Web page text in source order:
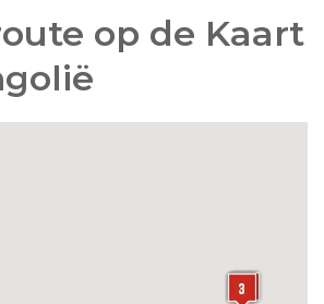
op de Kaart